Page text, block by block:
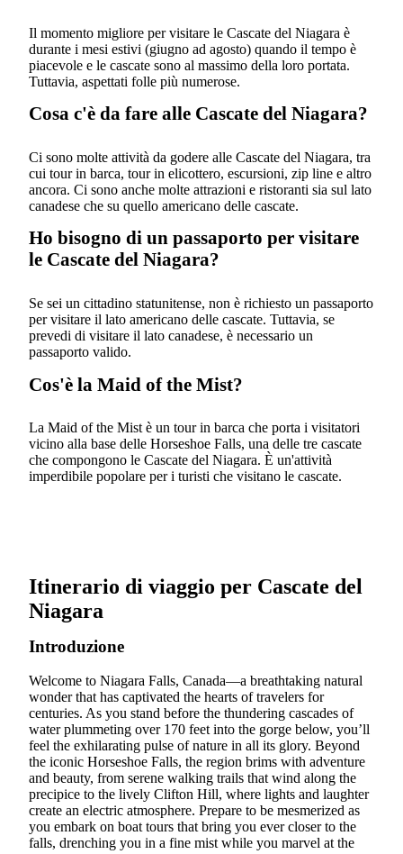
Il momento migliore per visitare le Cascate del Niagara è
durante i mesi estivi (giugno ad agosto) quando il tempo è
piacevole e le cascate sono al massimo della loro portata.
Tuttavia, aspettati folle più numerose.
Cosa c'è da fare alle Cascate del Niagara?
Ci sono molte attività da godere alle Cascate del Niagara, tra
cui tour in barca, tour in elicottero, escursioni, zip line e altro
ancora. Ci sono anche molte attrazioni e ristoranti sia sul lato
canadese che su quello americano delle cascate.
Ho bisogno di un passaporto per visitare
le Cascate del Niagara?
Se sei un cittadino statunitense, non è richiesto un passaporto
per visitare il lato americano delle cascate. Tuttavia, se
prevedi di visitare il lato canadese, è necessario un
passaporto valido.
Cos'è la Maid of the Mist?
La Maid of the Mist è un tour in barca che porta i visitatori
vicino alla base delle Horseshoe Falls, una delle tre cascate
che compongono le Cascate del Niagara. È un'attività
imperdibile popolare per i turisti che visitano le cascate.
Itinerario di viaggio per Cascate del
Niagara
Introduzione
Welcome to Niagara Falls, Canada—a breathtaking natural
wonder that has captivated the hearts of travelers for
centuries. As you stand before the thundering cascades of
water plummeting over 170 feet into the gorge below, you’ll
feel the exhilarating pulse of nature in all its glory. Beyond
the iconic Horseshoe Falls, the region brims with adventure
and beauty, from serene walking trails that wind along the
precipice to the lively Clifton Hill, where lights and laughter
create an electric atmosphere. Prepare to be mesmerized as
you embark on boat tours that bring you ever closer to the
falls, drenching you in a fine mist while you marvel at the